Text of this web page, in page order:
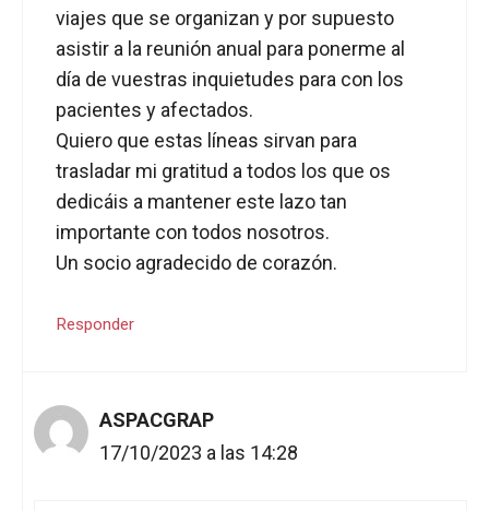
viajes que se organizan y por supuesto
asistir a la reunión anual para ponerme al
día de vuestras inquietudes para con los
pacientes y afectados.
Quiero que estas líneas sirvan para
trasladar mi gratitud a todos los que os
dedicáis a mantener este lazo tan
importante con todos nosotros.
Un socio agradecido de corazón.
Responder
ASPACGRAP
17/10/2023 a las 14:28